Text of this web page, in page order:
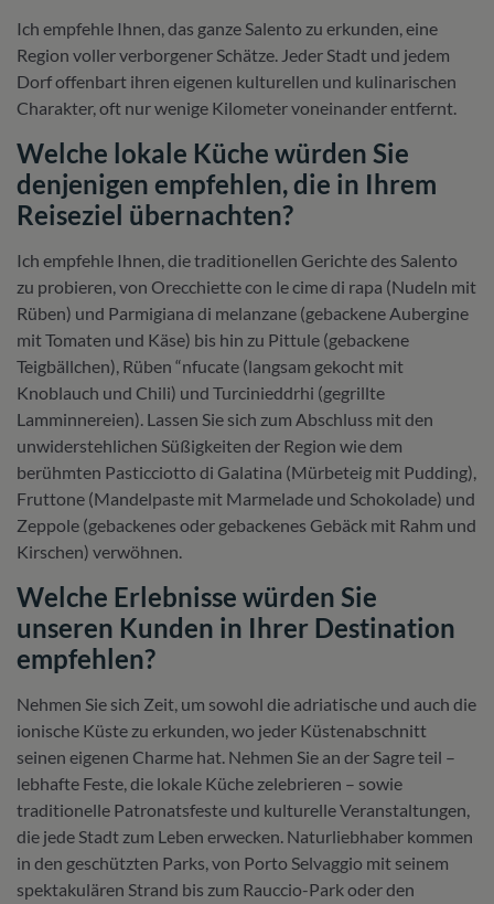
Ich empfehle Ihnen, das ganze Salento zu erkunden, eine
Region voller verborgener Schätze. Jeder Stadt und jedem
Dorf offenbart ihren eigenen kulturellen und kulinarischen
Charakter, oft nur wenige Kilometer voneinander entfernt.
Welche lokale Küche würden Sie
denjenigen empfehlen, die in Ihrem
Reiseziel übernachten?
Ich empfehle Ihnen, die traditionellen Gerichte des Salento
zu probieren, von Orecchiette con le cime di rapa (Nudeln mit
Rüben) und Parmigiana di melanzane (gebackene Aubergine
mit Tomaten und Käse) bis hin zu Pittule (gebackene
Teigbällchen), Rüben “nfucate (langsam gekocht mit
Knoblauch und Chili) und Turcinieddrhi (gegrillte
Lamminnereien). Lassen Sie sich zum Abschluss mit den
unwiderstehlichen Süßigkeiten der Region wie dem
berühmten Pasticciotto di Galatina (Mürbeteig mit Pudding),
Fruttone (Mandelpaste mit Marmelade und Schokolade) und
Zeppole (gebackenes oder gebackenes Gebäck mit Rahm und
Kirschen) verwöhnen.
Welche Erlebnisse würden Sie
unseren Kunden in Ihrer Destination
empfehlen?
Nehmen Sie sich Zeit, um sowohl die adriatische und auch die
ionische Küste zu erkunden, wo jeder Küstenabschnitt
seinen eigenen Charme hat. Nehmen Sie an der Sagre teil –
lebhafte Feste, die lokale Küche zelebrieren – sowie
traditionelle Patronatsfeste und kulturelle Veranstaltungen,
die jede Stadt zum Leben erwecken. Naturliebhaber kommen
in den geschützten Parks, von Porto Selvaggio mit seinem
spektakulären Strand bis zum Rauccio-Park oder den